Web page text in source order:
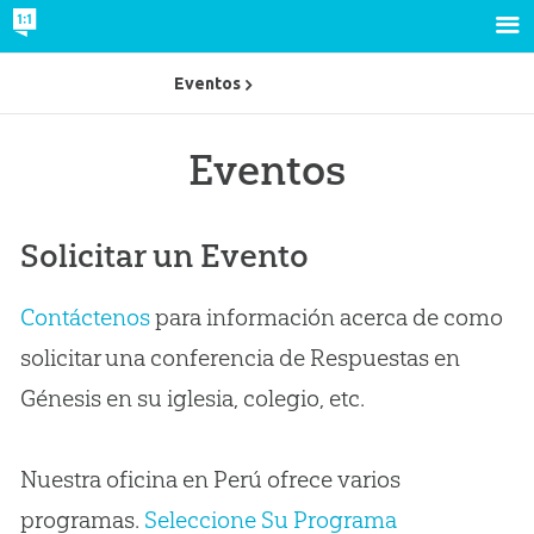
Eventos
Solicitar un Evento
Contáctenospara información acerca de como
solicitar una conferencia de Respuestas en
Génesis en su iglesia, colegio, etc.
Nuestra oficina en Perú ofrece varios
programas. Seleccione Su Programa
Eventos